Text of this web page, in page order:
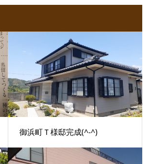
御浜町Ｔ様邸完成(^-^)